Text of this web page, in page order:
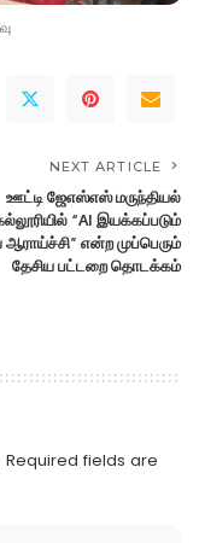
NEXT ARTICLE
ஊட்டி ஜேஎஸ்எஸ் மருந்தியல்
“AI இயக்கப்படும்
ஆராய்ச்சி” என்ற முப்பெரும்
தேசிய பட்டறை தொடக்கம்
Required fields are